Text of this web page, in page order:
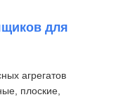
для
агрегатов
плоские,